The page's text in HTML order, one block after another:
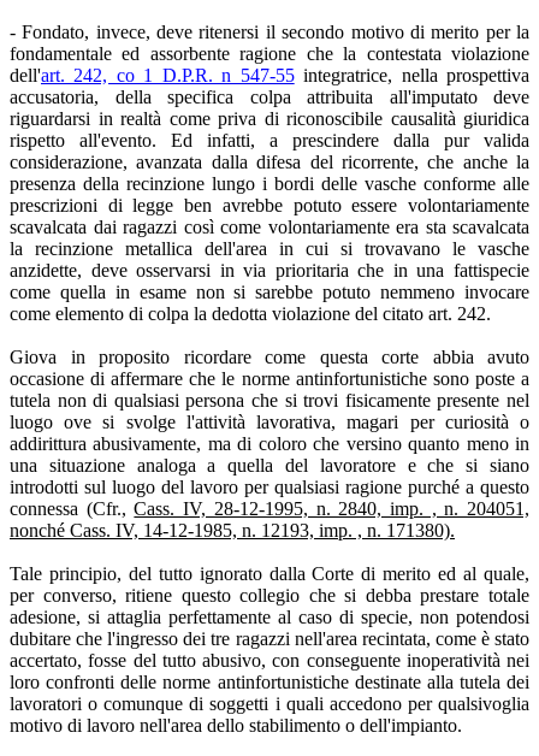
- Fondato, invece, deve ritenersi il secondo motivo di merito per la
fondamentale ed assorbente ragione che la contestata violazione
dell'art. 242, co 1 D.P.R. n 547-55integratrice, nella prospettiva
accusatoria, della specifica colpa attribuita all'imputato deve
riguardarsi in realtà come priva di riconoscibile causalità giuridica
rispetto all'evento. Ed infatti, a prescindere dalla pur valida
considerazione, avanzata dalla difesa del ricorrente, che anche la
presenza della recinzione lungo i bordi delle vasche conforme alle
prescrizioni di legge ben avrebbe potuto essere volontariamente
scavalcata dai ragazzi così come volontariamente era sta scavalcata
la recinzione metallica dell'area in cui si trovavano le vasche
anzidette, deve osservarsi in via prioritaria che in una fattispecie
come quella in esame non si sarebbe potuto nemmeno invocare
come elemento di colpa la dedotta violazione del citato art. 242.
Giova in proposito ricordare come questa corte abbia avuto
occasione di affermare che le norme antinfortunistiche sono poste a
tutela non di qualsiasi persona che si trovi fisicamente presente nel
luogo ove si svolge l'attività lavorativa, magari per curiosità o
addirittura abusivamente, ma di coloro che versino quanto meno in
una situazione analoga a quella del lavoratore e che si siano
introdotti sul luogo del lavoro per qualsiasi ragione purché a questo
connessa (Cfr.,Cass. IV, 28-12-1995, n. 2840, imp. , n. 204051,
nonché Cass. IV, 14-12-1985, n. 12193, imp. , n. 171380).
Tale principio, del tutto ignorato dalla Corte di merito ed al quale,
per converso, ritiene questo collegio che si debba prestare totale
adesione, si attaglia perfettamente al caso di specie, non potendosi
dubitare che l'ingresso dei tre ragazzi nell'area recintata, come è stato
accertato, fosse del tutto abusivo, con conseguente inoperatività nei
loro confronti delle norme antinfortunistiche destinate alla tutela dei
lavoratori o comunque di soggetti i quali accedono per qualsivoglia
motivo di lavoro nell'area dello stabilimento o dell'impianto.